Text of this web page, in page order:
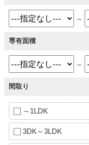
～
専有面積
～
間取り
～1LDK
3DK～3LDK